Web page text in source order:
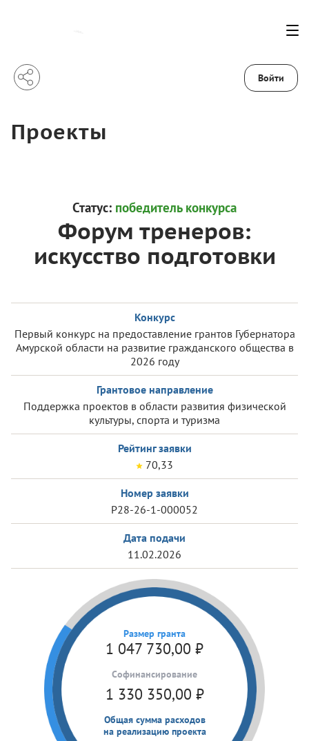
Войти
Проекты
Статус: победитель конкурса
Форум тренеров:
искусство подготовки
Конкурс
Первый конкурс на предоставление грантов Губернатора
Амурской области на развитие гражданского общества в
2026 году
Грантовое направление
Поддержка проектов в области развития физической
культуры, спорта и туризма
Рейтинг заявки
70,33
Номер заявки
Р28-26-1-000052
Дата подачи
11.02.2026
Размер гранта
1 047 730,00 ₽
Cофинансирование
1 330 350,00 ₽
Общая сумма расходов
на реализацию проекта